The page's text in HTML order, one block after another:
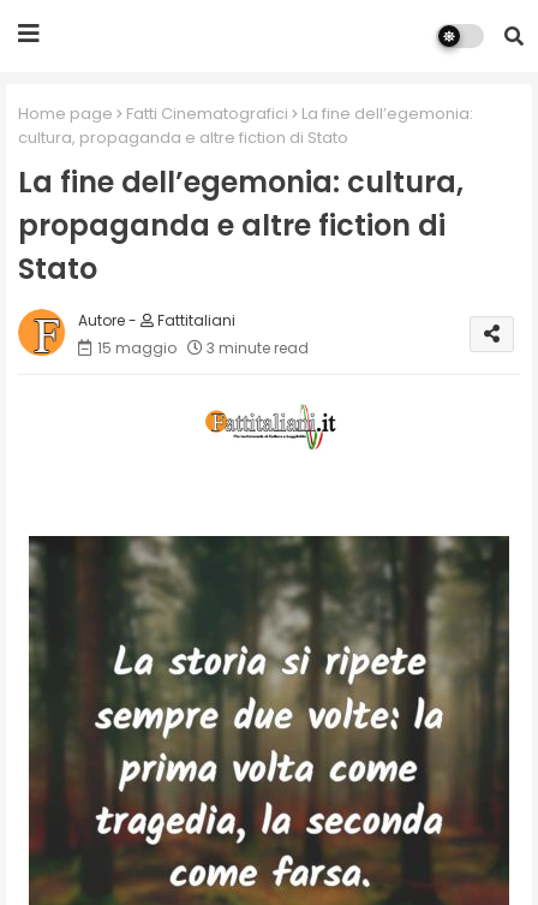
Home page Fatti Cinematografici
La fine dell’egemonia:
cultura, propaganda e altre fiction di Stato
La fine dell’egemonia: cultura,
propaganda e altre fiction di
Stato
Fattitaliani
15 maggio
3 minute read